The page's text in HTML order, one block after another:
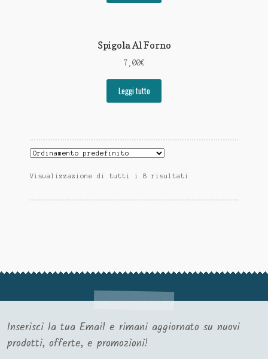
Spigola Al Forno
7,00€
Leggi tutto
Visualizzazione di tutti i 8 risultati
Inserisci la tua Email e rimani aggiornato su nuovi
prodotti, offerte, e promozioni!